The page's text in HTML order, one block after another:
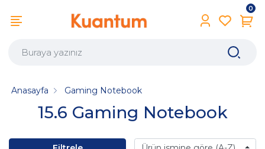
0
15.6 Gaming Notebook
Anasayfa Gaming Notebook